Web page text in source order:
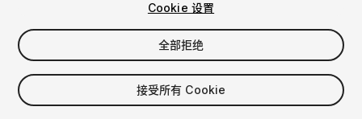
FREE
22viewsin the past week
Cookie 设置
全部拒绝
接受所有 Cookie